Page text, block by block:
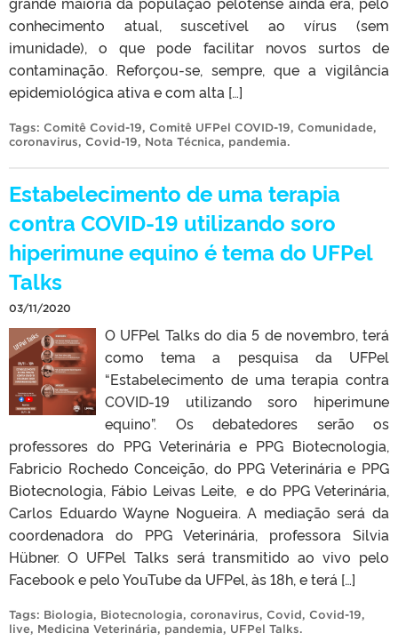
conhecimento atual, suscetível ao vírus (sem
imunidade), o que pode facilitar novos surtos de
contaminação. Reforçou-se, sempre, que a vigilância
epidemiológica ativa e com alta […]
Tags: Comitê Covid-19, Comitê UFPel COVID-19, Comunidade,
coronavirus, Covid-19, Nota Técnica, pandemia.
Estabelecimento de uma terapia
contra COVID-19 utilizando soro
hiperimune equino é tema do UFPel
Talks
03/11/2020
O UFPel Talks do dia 5 de novembro, terá
como tema a pesquisa da UFPel
“Estabelecimento de uma terapia contra
COVID-19 utilizando soro hiperimune
equino”. Os debatedores serão os
professores do PPG Veterinária e PPG Biotecnologia,
Fabricio Rochedo Conceição, do PPG Veterinária e PPG
Biotecnologia, Fábio Leivas Leite, e do PPG Veterinária,
Carlos Eduardo Wayne Nogueira. A mediação será da
coordenadora do PPG Veterinária, professora Silvia
Hübner. O UFPel Talks será transmitido ao vivo pelo
Facebook e pelo YouTube da UFPel, às 18h, e terá […]
Tags: Biologia, Biotecnologia, coronavirus, Covid, Covid-19,
live, Medicina Veterinária, pandemia, UFPel Talks.